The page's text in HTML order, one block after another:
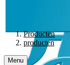
Producten
producten
Menu